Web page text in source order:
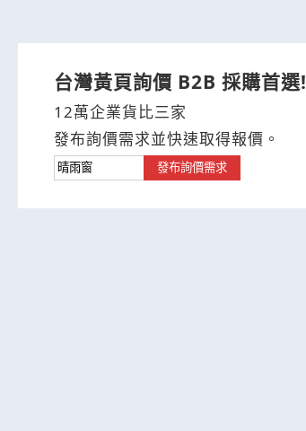
台灣黃頁詢價 B2B 採購首選!
12萬企業貨比三家
發布詢價需求並快速取得報價。
發布詢價需求